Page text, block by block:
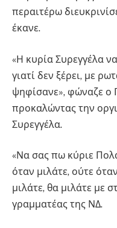
περαιτέρω
έκανε.
«Η κυρία Συρεγγέλα
γιατί δεν ξέρει, με
ψηφίσανε», φώναζε ο
προκαλώντας την
Συρεγγέλα.
«Να σας πω κύριε
όταν μιλάτε, ούτε
μιλάτε, θα μιλάτε με
γραμματέας της ΝΔ.